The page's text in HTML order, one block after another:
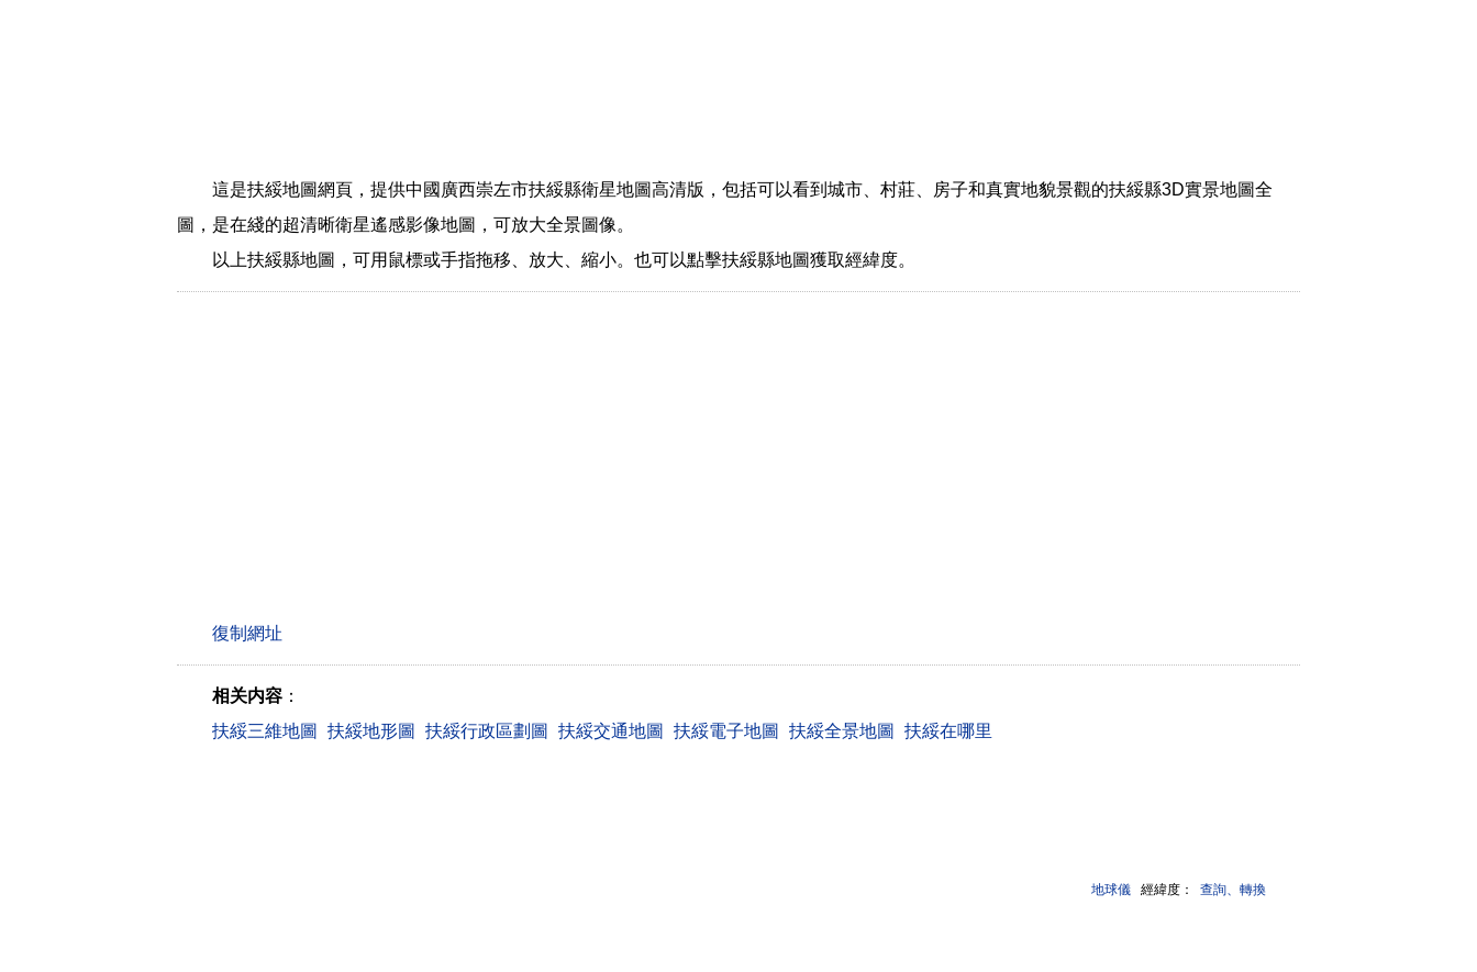
地球儀 經緯度： 查詢、轉換
這是扶綏地圖網頁，提供中國廣西崇左市扶綏縣衛星地圖高清版，包括可以看到城市、村莊、房子和真實地貌景觀的扶綏縣3D實景地圖全
圖，是在綫的超清晰衛星遙感影像地圖，可放大全景圖像。
以上扶綏縣地圖，可用鼠標或手指拖移、放大、縮小。也可以點擊扶綏縣地圖獲取經緯度。
相关内容 ：
扶綏三維地圖
扶綏地形圖 扶綏行政區劃圖 扶綏交通地圖 扶綏電子地圖 扶綏全景地圖 扶綏在哪里